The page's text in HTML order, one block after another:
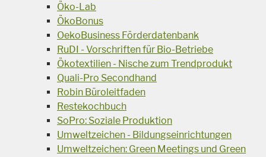
Öko-Lab
ÖkoBonus
OekoBusiness Förderdatenbank
RuDI - Vorschriften für Bio-Betriebe
Ökotextilien - Nische zum Trendprodukt
Quali-Pro Secondhand
Robin Büroleitfaden
Restekochbuch
SoPro: Soziale Produktion
Umweltzeichen - Bildungseinrichtungen
Umweltzeichen: Green Meetings und Green